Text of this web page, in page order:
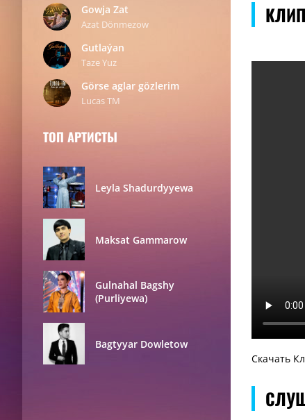
Gowja Zat
Azat Dönmezow
Gutlaýan
Taze Yuz
Görse aglar gözlerim
Lucas TM
ТОП АРТИСТЫ
Leyla Shadurdyyewa
Maksat Gammarow
Gulnahal Bagshy
(Purliyewa)
Bagtyyar Dowletow
КЛИП
Скачать